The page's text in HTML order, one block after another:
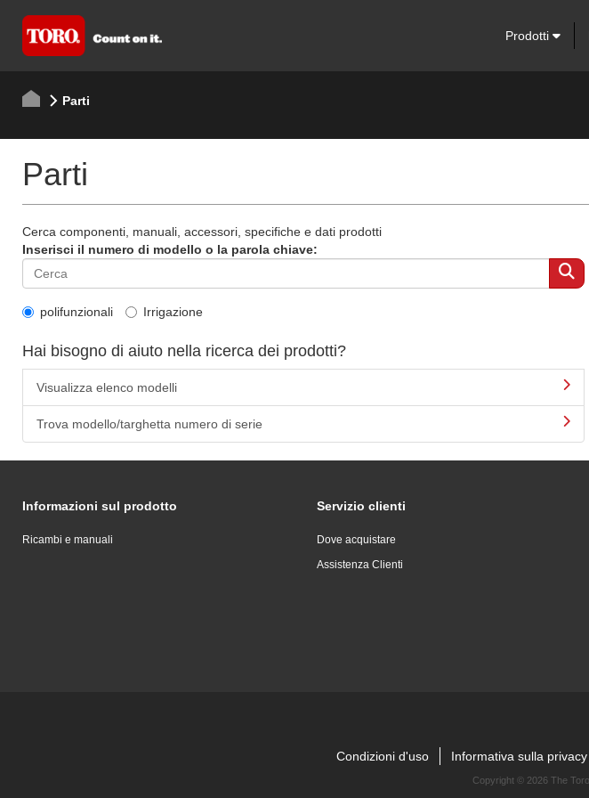
Prodotti
Parti
Parti
Cerca componenti, manuali, accessori, specifiche e dati prodotti
Inserisci il numero di modello o la parola chiave:
polifunzionali Irrigazione
Hai bisogno di aiuto nella ricerca dei prodotti?
Visualizza elenco modelli
Trova modello/targhetta numero di serie
Informazioni sul prodotto
Ricambi e manuali
Servizio clienti
Dove acquistare
Assistenza Clienti
Condizioni d'uso Informativa sulla privacy
Copyright © 2026 The